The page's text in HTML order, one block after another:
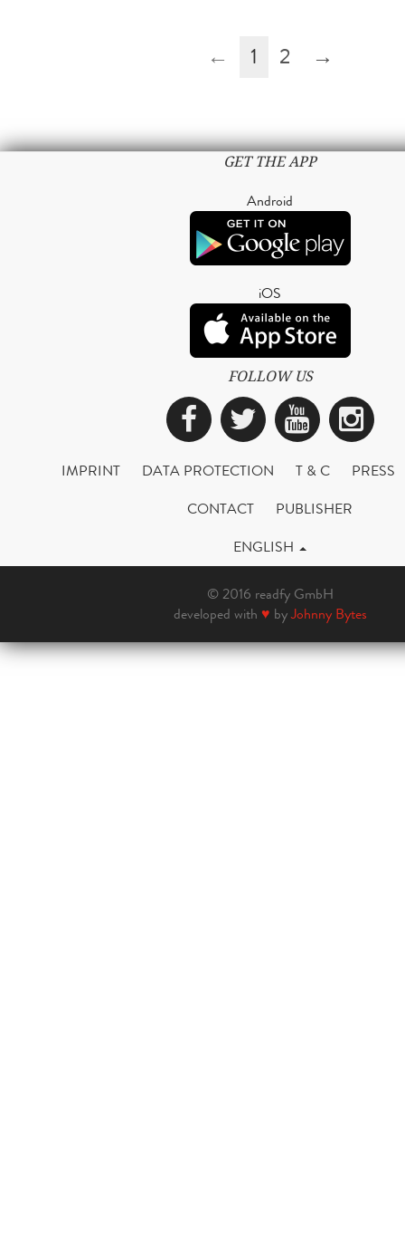
← 1 2 →
GET THE APP
Android
iOS
FOLLOW US
Facebook
Twitter
IMPRINT DATA PROTECTION T & C
PRESS
CONTACT
PUBLISHER
ENGLISH
© 2016 readfy GmbH
developed with ♥ byJohnny Bytes